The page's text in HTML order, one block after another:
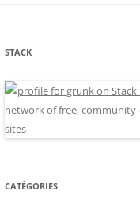
STACK
CATÉGORIES